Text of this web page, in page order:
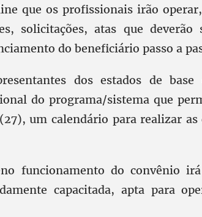
que os profissionais irão
solicitações, atas que
do beneficiário passo a
dos estados de base
do programa/sistema que
um calendário para realizar as
funcionamento do convênio
capacitada, apta para